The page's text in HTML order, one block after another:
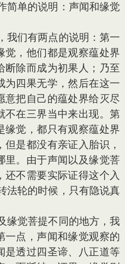
单的说明：声闻和缘觉
们有两点的说明：第一
觉，他们都是观察蕴处界
断除而成为初果人；乃至
为四果无学，然后在这一
意把自己的蕴处界给灭尽
不在三界当中来出现。第
缘觉，都只有观察蕴处界
是都没有亲证入胎识，
里。由于声闻以及缘觉菩
还不需要实际证得这个入
法轮的时候，只有隐说真
觉菩提不同的地方，我
一点，声闻和缘觉观察的
是透过四圣谛、八正道等